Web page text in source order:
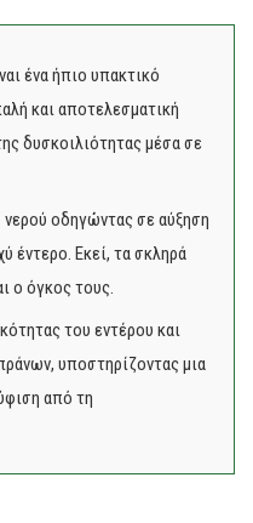
ένα ήπιο υπακτικό
και αποτελεσματική
δυσκοιλιότητας μέσα σε
οδηγώντας σε αύξηση
έντερο. Εκεί, τα σκληρά
ο όγκος τους.
του εντέρου και
υποστηρίζοντας μια
από τη